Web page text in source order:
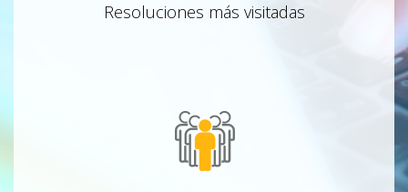
Resoluciones más visitadas